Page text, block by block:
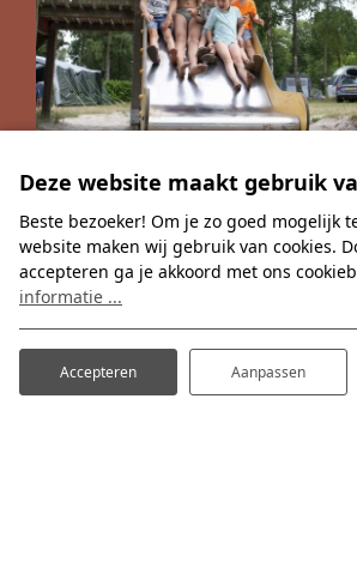
Kamperen
De kampeerplekken op
Cranendonck bieden alle
gemakken die de hedendaagse
verwachten.
Deze website maakt gebruik
Beste bezoeker! Om je zo goed mogelijk
website maken wij gebruik van cookies.
accepteren ga je akkoord met ons
informatie ...
Accepteren Aanpassen